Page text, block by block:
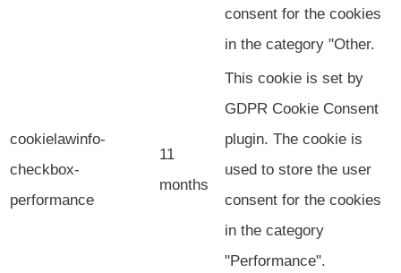
consent for the cookies
in the category "Other.
cookielawinfo-
checkbox-
performance
11
months
This cookie is set by
GDPR Cookie Consent
plugin. The cookie is
used to store the user
consent for the cookies
in the category
"Performance".